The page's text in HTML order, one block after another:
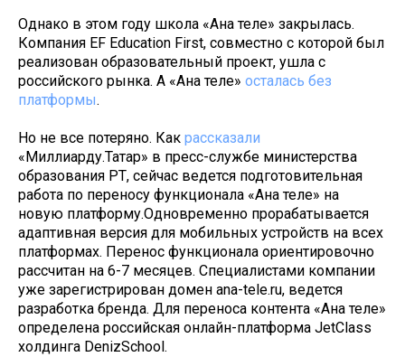
Однако в этом году школа «Ана теле» закрылась.
Компания EF Education First, совместно с которой был
реализован образовательный проект, ушла с
российского рынка. А «Ана теле» осталась без
платформы.
Но не все потеряно. Как рассказали
«Миллиарду.Татар» в пресс-службе министерства
образования РТ, сейчас ведется подготовительная
работа по переносу функционала «Ана теле» на
новую платформу.Одновременно прорабатывается
адаптивная версия для мобильных устройств на всех
платформах. Перенос функционала ориентировочно
рассчитан на 6-7 месяцев. Специалистами компании
уже зарегистрирован домен ana-tele.ru, ведется
разработка бренда. Для переноса контента «Ана теле»
определена российская онлайн-платформа JetClass
холдинга DenizSchool.